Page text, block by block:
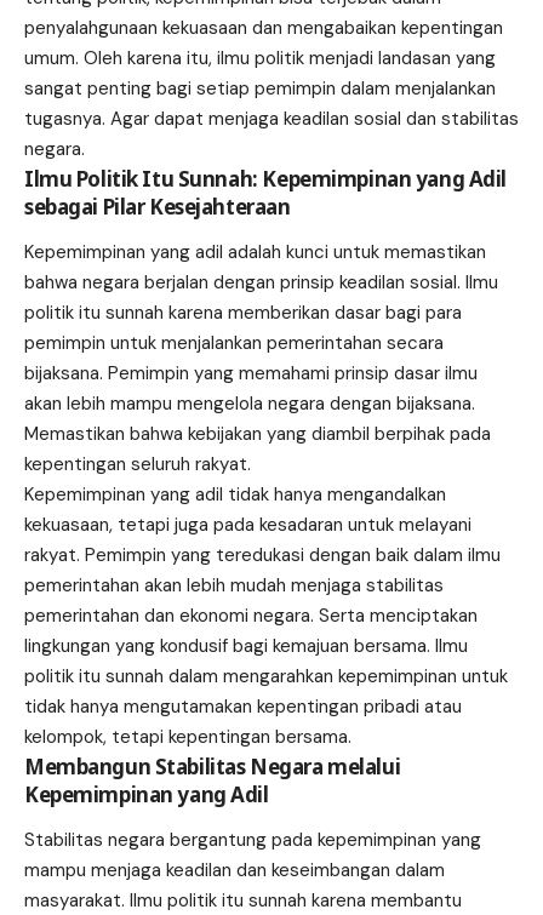
penyalahgunaan kekuasaan dan mengabaikan kepentingan
umum. Oleh karena itu, ilmu politik menjadi landasan yang
sangat penting bagi setiap pemimpin dalam menjalankan
tugasnya. Agar dapat menjaga keadilan sosial dan stabilitas
negara.
Ilmu Politik Itu Sunnah: Kepemimpinan yang Adil
sebagai Pilar Kesejahteraan
Kepemimpinan yang adil adalah kunci untuk memastikan
bahwa negara berjalan dengan prinsip keadilan sosial. Ilmu
politik itu sunnah karena memberikan dasar bagi para
pemimpin untuk menjalankan pemerintahan secara
bijaksana. Pemimpin yang memahami prinsip dasar ilmu
akan lebih mampu mengelola negara dengan bijaksana.
Memastikan bahwa kebijakan yang diambil berpihak pada
kepentingan seluruh rakyat.
Kepemimpinan yang adil tidak hanya mengandalkan
kekuasaan, tetapi juga pada kesadaran untuk melayani
rakyat. Pemimpin yang teredukasi dengan baik dalam ilmu
pemerintahan akan lebih mudah menjaga stabilitas
pemerintahan dan ekonomi negara. Serta menciptakan
lingkungan yang kondusif bagi kemajuan bersama. Ilmu
politik itu sunnah dalam mengarahkan kepemimpinan untuk
tidak hanya mengutamakan kepentingan pribadi atau
kelompok, tetapi kepentingan bersama.
Membangun Stabilitas Negara melalui
Kepemimpinan yang Adil
Stabilitas negara bergantung pada kepemimpinan yang
mampu menjaga keadilan dan keseimbangan dalam
masyarakat. Ilmu politik itu sunnah karena membantu